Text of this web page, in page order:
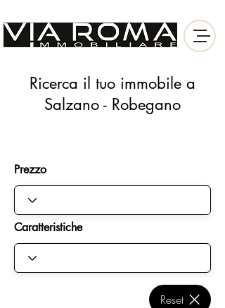
Ricerca il tuo immobile a
Salzano - Robegano
Prezzo
Caratteristiche
Reset